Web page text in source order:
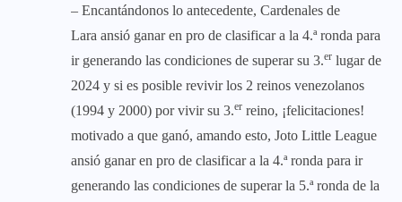
– Encantándonos lo antecedente, Cardenales de
Lara ansió ganar en pro de clasificar a la 4.ª ronda para
ir generando las condiciones de superar su 3.er lugar de
2024 y si es posible revivir los 2 reinos venezolanos
(1994 y 2000) por vivir su 3.er reino, ¡felicitaciones!
motivado a que ganó, amando esto, Joto Little League
ansió ganar en pro de clasificar a la 4.ª ronda para ir
generando las condiciones de superar la 5.ª ronda de la